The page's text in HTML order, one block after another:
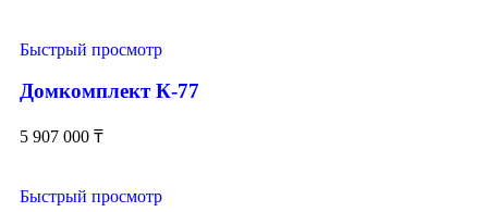
Быстрый просмотр
Домкомплект К-77
5 907 000 ₸
Быстрый просмотр